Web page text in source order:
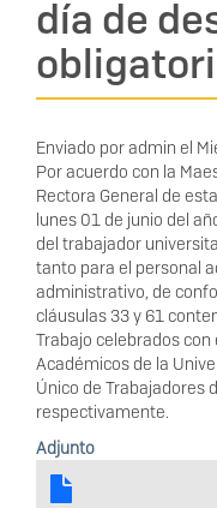
día de
Enviado poradmin el
Por acuerdo con la
Rectora General de
lunes 01 de junio del
del trabajador
tanto para el personal
administrativo, de
cláusulas 33 y 61
Trabajo celebrados
Académicos de la
Único de Trabajadores
respectivamente.
Adjunto